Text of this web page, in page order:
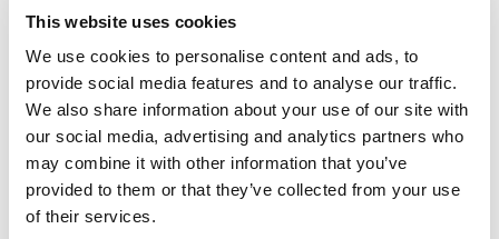
This website uses cookies
We use cookies to personalise content and ads, to
provide social media features and to analyse our traffic.
We also share information about your use of our site with
our social media, advertising and analytics partners who
may combine it with other information that you’ve
provided to them or that they’ve collected from your use
of their services.
3. Nutrição de Webinários e Eventos
Webinários são conteúdo clássico de MOFU,
mas as taxas de comparecimento
frequentemente sofrem. Use o WhatsApp para
impulsionar a presença real.